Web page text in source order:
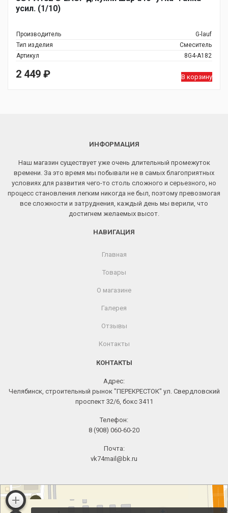
усил. (1/10)
Производитель
G-lauf
Тип изделия
Смеситель
Артикул
8G4-A182
2 449 ₽ В корзину
ИНФОРМАЦИЯ
Наш магазин существует уже очень длительный промежуток
времени. За это время мы побывали не в самых благоприятных
условиях для развития чего-то столь сложного и серьезного, но
процесс становления легким никогда не был, поэтому превозмогая
все сложности и затруднения, каждый день мы верили, что
достигнем желаемых высот.
НАВИГАЦИЯ
Главная
Товары
О магазине
Галерея
Отзывы
Контакты
КОНТАКТЫ
Адрес:
Челябинск, строительный рынок "ПЕРЕКРЕСТОК" ул. Свердловский
проспект 32/6, бокс 3411
Телефон:
8 (908) 060-60-20
Почта:
vk74mail@bk.ru